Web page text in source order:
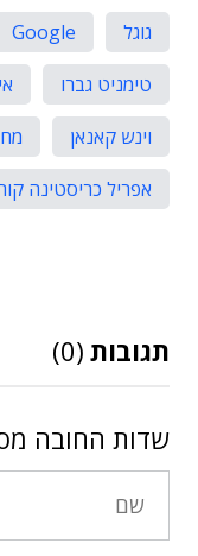
גוגל Google
טימניט גברו
וינש קאנאן
אפריל כריסטינה
תגובות (0)
שדות החובה